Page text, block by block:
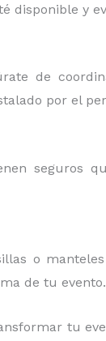
disponible y
de
por el
seguros
o
de tu evento.
tu